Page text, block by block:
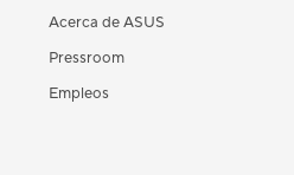
Acerca de ASUS
Pressroom
Empleos